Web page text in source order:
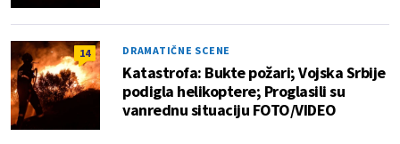
14 DRAMATIČNE SCENE
Katastrofa: Bukte požari; Vojska Srbije
podigla helikoptere; Proglasili su
vanrednu situaciju FOTO/VIDEO